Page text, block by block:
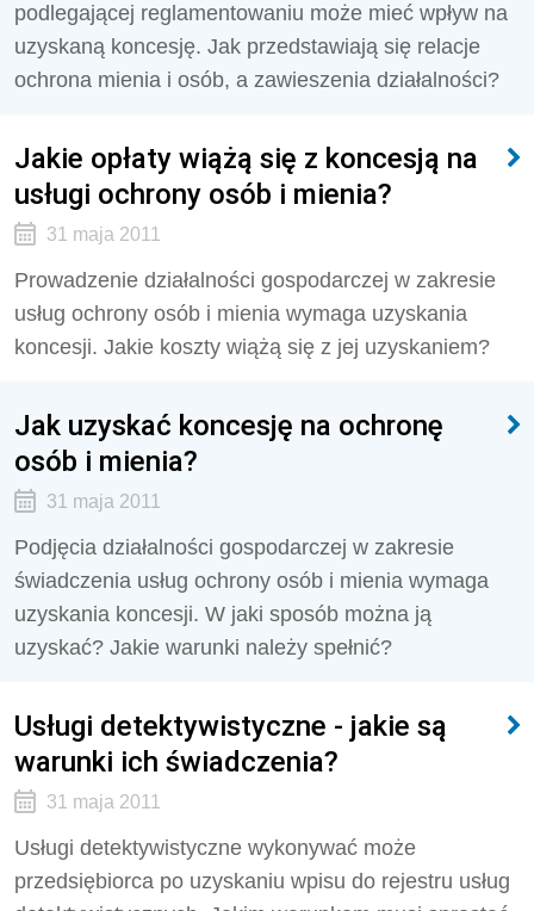
podlegającej reglamentowaniu może mieć wpływ na
uzyskaną koncesję. Jak przedstawiają się relacje
ochrona mienia i osób, a zawieszenia działalności?
Jakie opłaty wiążą się z koncesją na
usługi ochrony osób i mienia?
31 maja 2011
Prowadzenie działalności gospodarczej w zakresie
usług ochrony osób i mienia wymaga uzyskania
koncesji. Jakie koszty wiążą się z jej uzyskaniem?
Jak uzyskać koncesję na ochronę
osób i mienia?
31 maja 2011
Podjęcia działalności gospodarczej w zakresie
świadczenia usług ochrony osób i mienia wymaga
uzyskania koncesji. W jaki sposób można ją
uzyskać? Jakie warunki należy spełnić?
Usługi detektywistyczne - jakie są
warunki ich świadczenia?
31 maja 2011
Usługi detektywistyczne wykonywać może
przedsiębiorca po uzyskaniu wpisu do rejestru usług